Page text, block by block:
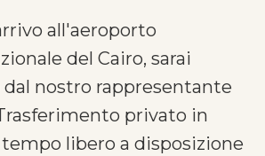
all'aeroporto
del Cairo, sarai
dal nostro rappresentante
privato in
libero a disposizione